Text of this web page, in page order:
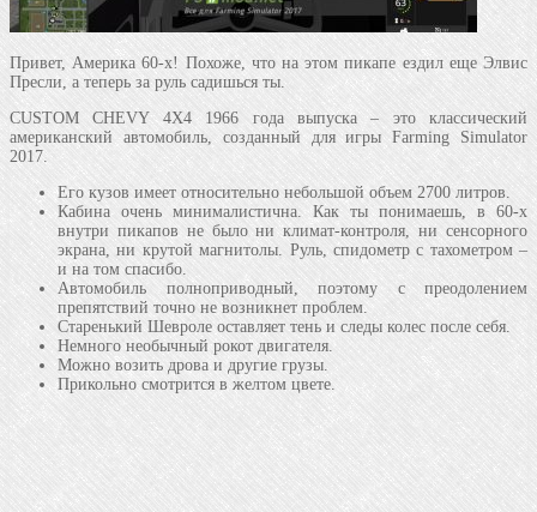
Привет, Америка 60-х! Похоже, что на этом пикапе ездил еще Элвис
Пресли, а теперь за руль садишься ты.
CUSTOM CHEVY 4X4 1966 года выпуска – это классический
американский автомобиль, созданный для игры Farming Simulator
2017.
Его кузов имеет относительно небольшой объем 2700 литров.
Кабина очень минималистична. Как ты понимаешь, в 60-х
внутри пикапов не было ни климат-контроля, ни сенсорного
экрана, ни крутой магнитолы. Руль, спидометр с тахометром –
и на том спасибо.
Автомобиль полноприводный, поэтому с преодолением
препятствий точно не возникнет проблем.
Старенький Шевроле оставляет тень и следы колес после себя.
Немного необычный рокот двигателя.
Можно возить дрова и другие грузы.
Прикольно смотрится в желтом цвете.